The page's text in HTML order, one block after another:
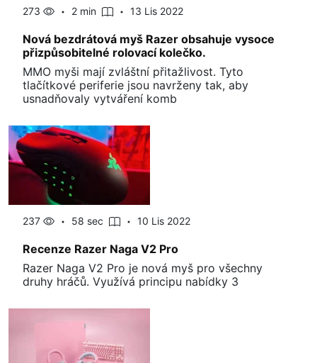
273 2 min 13 Lis 2022
Nová bezdrátová myš Razer obsahuje vysoce
přizpůsobitelné rolovací kolečko.
MMO myši mají zvláštní přitažlivost. Tyto
tlačítkové periferie jsou navrženy tak, aby
usnadňovaly vytváření komb
237 58 sec 10 Lis 2022
Recenze Razer Naga V2 Pro
Razer Naga V2 Pro je nová myš pro všechny
druhy hráčů. Využívá principu nabídky 3